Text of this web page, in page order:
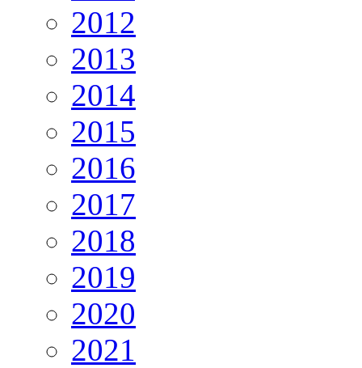
2012
2013
2014
2015
2016
2017
2018
2019
2020
2021